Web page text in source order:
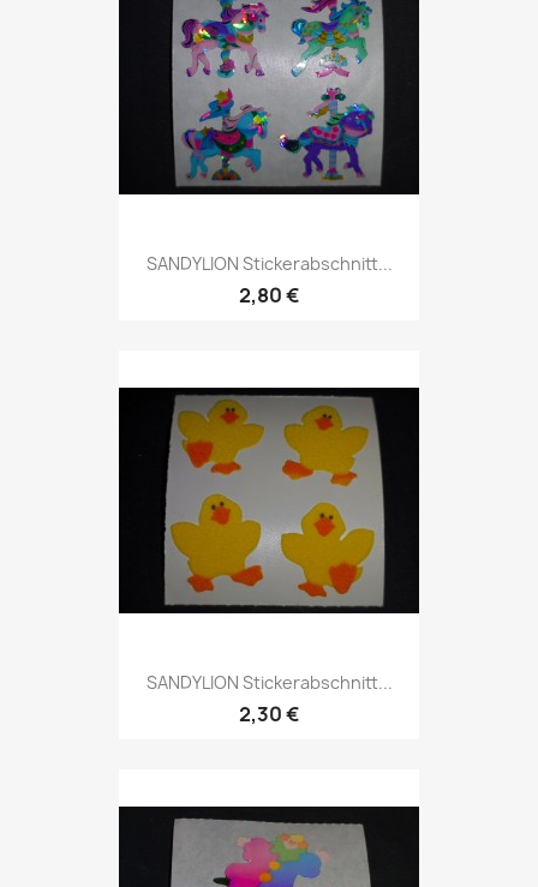
SANDYLION Stickerabschnitt...
2,80 €
SANDYLION Stickerabschnitt...
2,30 €